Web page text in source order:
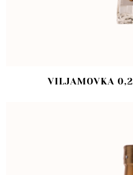
VILJAMOVKA